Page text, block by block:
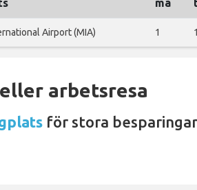
må
Airport (MIA) 1 1
arbetsresa
för stora